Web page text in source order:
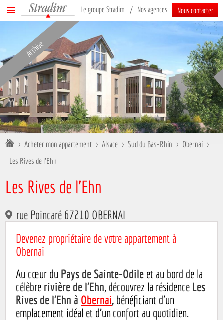
Stradim Le groupe Stradim Nos agences Nous contacter
Menu
principal
Archive
Vous êtes ici :
> Acheter mon appartement > Alsace > Sud du Bas-Rhin > Obernai >
Les Rives de l'Ehn
Les Rives de l'Ehn
rue Poincaré 67210 OBERNAI
Devenez propriétaire de votre appartement à
Obernai
Au cœur du Pays de Sainte-Odile et au bord de la
célèbre rivière de l'Ehn, découvrez la résidence Les
Rives de l'Ehn à Obernai, bénéficiant d'un
emplacement idéal et d'un confort au quotidien.